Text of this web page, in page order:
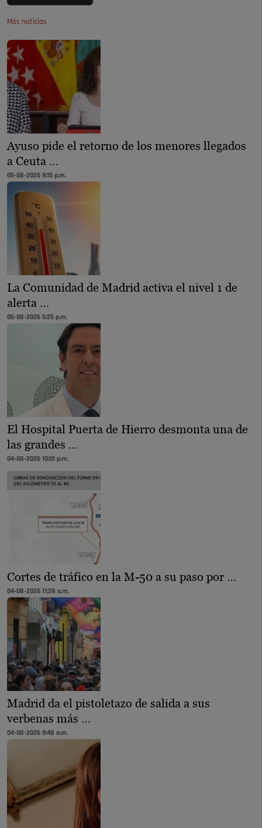
Más noticias
Ayuso pide el retorno de los menores llegados
a Ceuta …
05-08-2026 9:15 p.m.
La Comunidad de Madrid activa el nivel 1 de
alerta …
05-08-2026 5:25 p.m.
El Hospital Puerta de Hierro desmonta una de
las grandes …
04-08-2026 10:01 p.m.
Cortes de tráfico en la M-50 a su paso por …
04-08-2026 11:28 a.m.
Madrid da el pistoletazo de salida a sus
verbenas más …
04-08-2026 9:48 a.m.